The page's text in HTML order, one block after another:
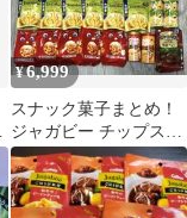
¥6,999
スナック菓子まとめ！
ジャガビー チップスタ
ー キャラメルコーン コ
アラのマーチ